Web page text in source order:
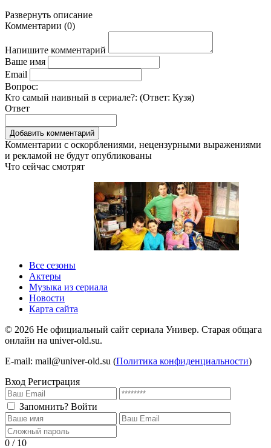
Развернуть описание
Комментарии (0)
Напишите комментарий
Ваше имя
Email
Вопрос:
Кто самый наивный в сериале?: (Ответ: Кузя)
Ответ
Комментарии с оскорблениями, нецензурными выражениями
и рекламой не будут опубликованы
Что сейчас смотрят
Все сезоны
Актеры
Музыка из сериала
Новости
Карта сайта
© 2026 Не официальный сайт сериала Универ. Старая общага
онлайн на univer-old.su.
E-mail: mail@univer-old.su (Политика конфиденциальности)
Вход Регистрация
Запомнить? Войти
0 / 10